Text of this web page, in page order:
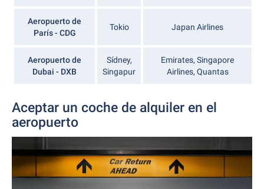
Aeropuerto de
París - CDG
Tokio Japan Airlines
Aeropuerto de
Dubai - DXB
Sídney,
Singapur
Emirates, Singapore
Airlines, Quantas
Aceptar un coche de alquiler en el
aeropuerto